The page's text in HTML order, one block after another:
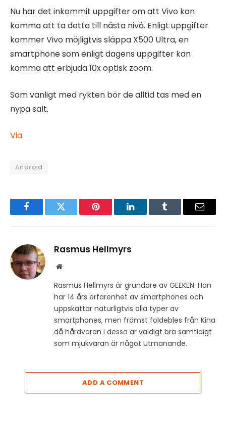
Nu har det inkommit uppgifter om att Vivo kan
komma att ta detta till nästa nivå. Enligt uppgifter
kommer Vivo möjligtvis släppa X500 Ultra, en
smartphone som enligt dagens uppgifter kan
komma att erbjuda 10x optisk zoom.
Som vanligt med rykten bör de alltid tas med en
nypa salt.
Via
Android
FacebookTwitter Pinterest LinkedInTumblr Email
Rasmus Hellmyrs
Website
Rasmus Hellmyrs är grundare av GEEKEN. Han
har 14 års erfarenhet av smartphones och
uppskattar naturligtvis alla typer av
smartphones, men främst foldebles från Kina
då hårdvaran i dessa är väldigt bra samtidigt
som mjukvaran är något utmanande.
ADD A COMMENT